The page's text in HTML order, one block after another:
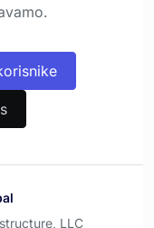
LLC